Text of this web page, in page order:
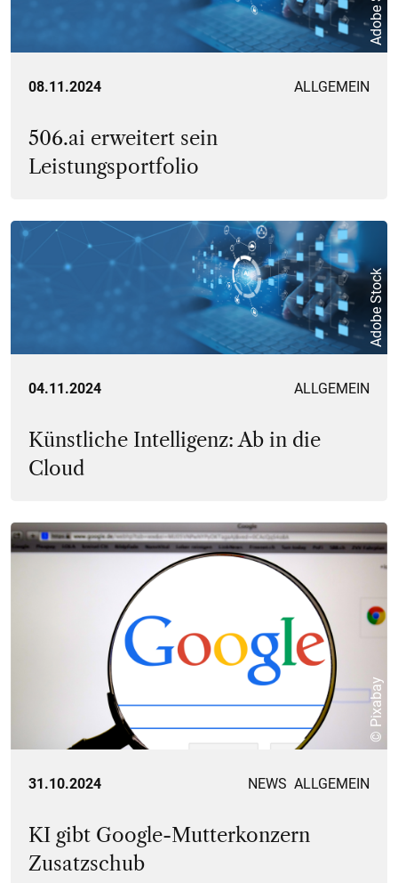
08.11.2024 ALLGEMEIN
506.ai erweitert sein
Leistungsportfolio
Adobe Stock
04.11.2024 ALLGEMEIN
Künstliche Intelligenz: Ab in die
Cloud
© Pixabay
31.10.2024 NEWS ALLGEMEIN
KI gibt Google-Mutterkonzern
Zusatzschub